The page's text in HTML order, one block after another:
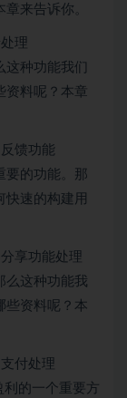
来告诉你。
理
种功能我们
资料呢？本章
馈功能
要的功能。那
快速的构建用
享功能处理
么这种功能我
些资料呢？本
付处理
的一个重要方